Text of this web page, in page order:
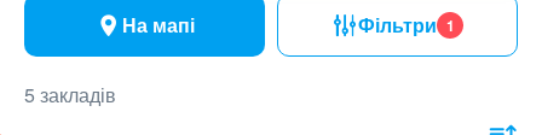
На мапі Фільтри 1
5 закладів